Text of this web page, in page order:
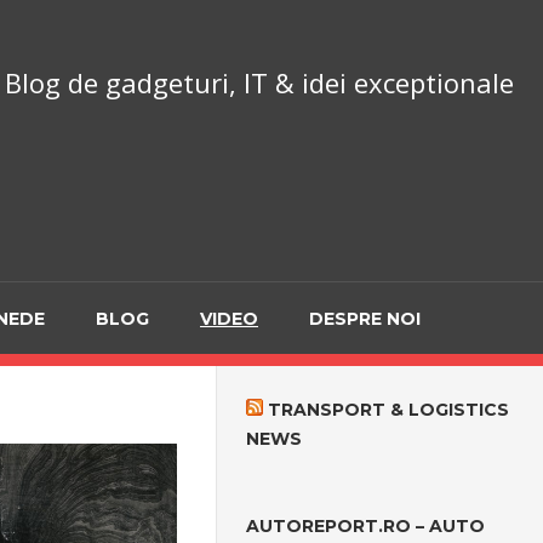
Blog de gadgeturi, IT & idei exceptionale
BLOG VIDEO DESPRE NOI
TRANSPORT & LOGISTICS
NEWS
AUTOREPORT.RO – AUTO